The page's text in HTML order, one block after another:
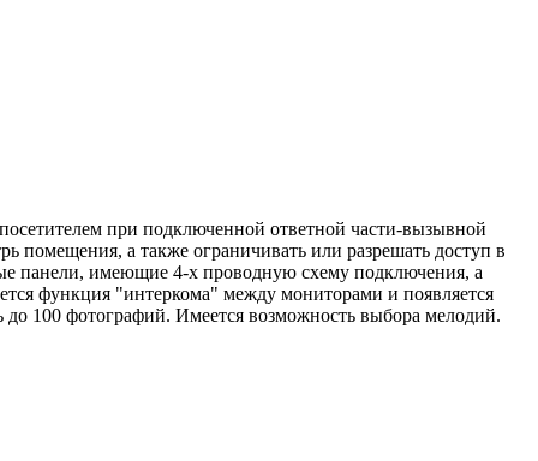
при подключенной ответной части-вызывной
помещения, а также ограничивать или разрешать доступ в
панели, имеющие 4-х проводную схему подключения, а
функция "интеркома" между мониторами и появляется
до 100 фотографий. Имеется возможность выбора мелодий.